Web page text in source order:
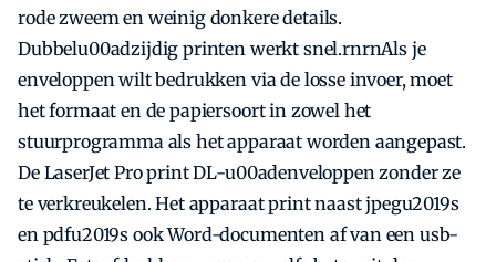
rode zweem en weinig donkere details.
Dubbelu00adzijdig printen werkt snel.rnrnAls je
enveloppen wilt bedrukken via de losse invoer, moet
het formaat en de papiersoort in zowel het
stuurprogramma als het apparaat worden aangepast.
De LaserJet Pro print DL-u00adenveloppen zonder ze
te verkreukelen. Het apparaat print naast jpegu2019s
en pdfu2019s ook Word-documenten af van een usb-